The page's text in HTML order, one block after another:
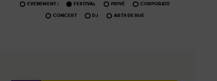
EVENEMENT : FESTIVAL PRIVÉ CORPORATE
CONCERT DJ ARTS DE RUE